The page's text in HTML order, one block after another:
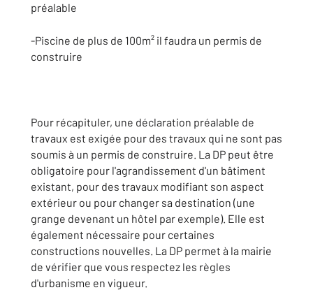
préalable
-Piscine de plus de 100m² il faudra un permis de
construire
Pour récapituler, une déclaration préalable de
travaux est exigée pour des travaux qui ne sont pas
soumis à un permis de construire. La DP peut être
obligatoire pour l'agrandissement d'un bâtiment
existant, pour des travaux modifiant son aspect
extérieur ou pour changer sa destination (une
grange devenant un hôtel par exemple). Elle est
également nécessaire pour certaines
constructions nouvelles. La DP permet à la mairie
de vérifier que vous respectez les règles
d'urbanisme en vigueur.